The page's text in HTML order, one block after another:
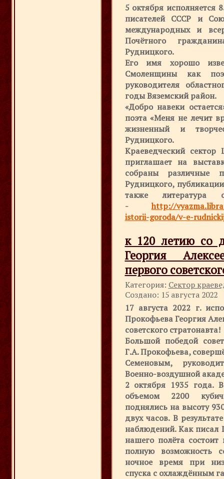
5 октября исполняется
писателей СССР и
международных и
Почётного
Рудницкого.
Его имя хорошо
Смоленщины как
руководителя
годы Вяземский район.
«Добро навеки
поэта «Меня не лечит
жизненный и
Рудницкого.
Краеведческий сектор
приглашает на
собраны различные
Рудницкого,
также
-http://
istorii-goroda/v-e-
к 120 летию со
Георгия
первого
Категория: Сектор
Создано: 15 августа 2022
17 августа 2022 г.
Прокофьева Георгия
советского стратонавта!
Большой победой
Г.А. Прокофьева,
Семеновым,
Военно-воздушной
2 октября 1935 года. В
объемом 2200
поднялись на высоту
двух часов. В
наблюдений. Как писал
нашего полёта
полную возможность
ночное время при
спуска с охлаждённым